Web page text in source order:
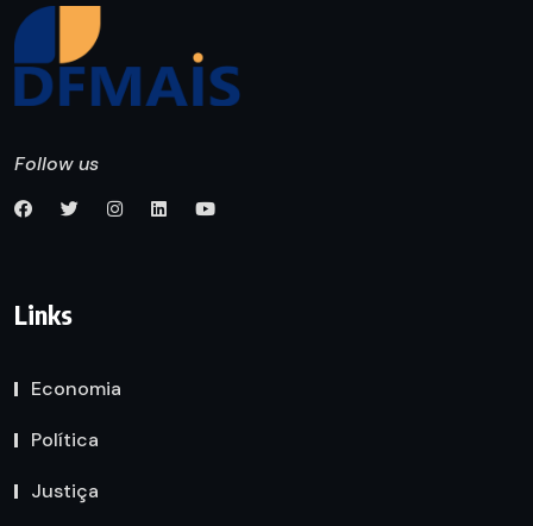
Follow us
Links
Economia
Política
Justiça